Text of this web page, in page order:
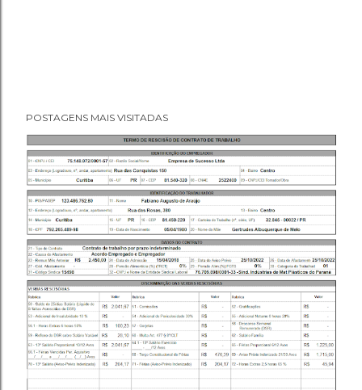
POSTAGENS MAIS VISITADAS